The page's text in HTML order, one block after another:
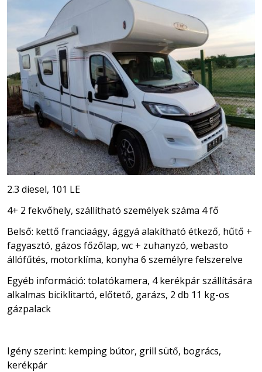
2.3 diesel, 101 LE
4+ 2 fekvőhely, szállítható személyek száma 4 fő
Belső: kettő franciaágy, ággyá alakítható étkező, hűtő +
fagyasztó, gázos főzőlap, wc + zuhanyzó, webasto
állófűtés, motorklíma, konyha 6 személyre felszerelve
Egyéb információ: tolatókamera, 4 kerékpár szállítására
alkalmas biciklitartó, előtető, garázs, 2 db 11 kg-os
gázpalack
Igény szerint: kemping bútor, grill sütő, bogrács,
kerékpár